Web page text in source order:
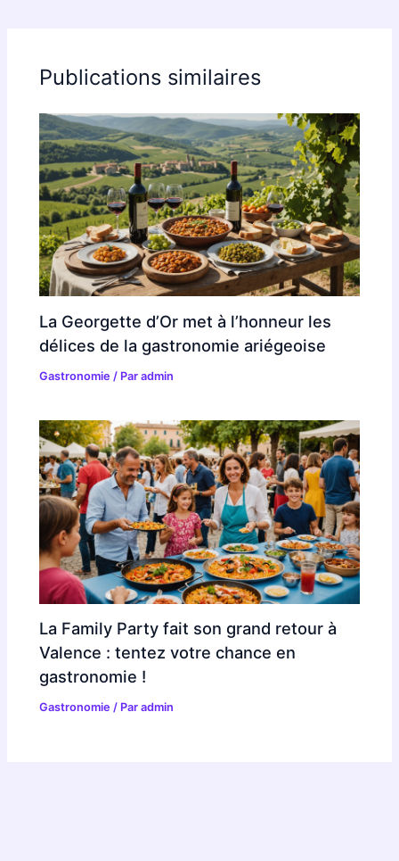
Publications similaires
La Georgette d’Or met à l’honneur les
délices de la gastronomie ariégeoise
Gastronomie / Paradmin
La Family Party fait son grand retour à
Valence : tentez votre chance en
gastronomie !
Gastronomie / Paradmin